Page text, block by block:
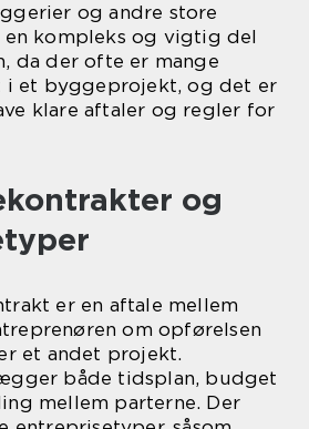
og andre store
en kompleks og vigtig del
da der ofte er mange
i et byggeprojekt, og det er
klare aftaler og regler for
og
er en aftale mellem
om opførelsen
et andet projekt.
både tidsplan, budget
mellem parterne. Der